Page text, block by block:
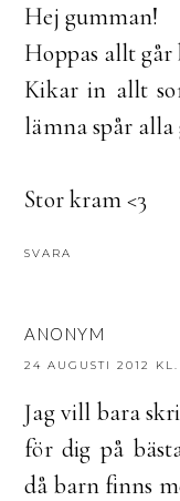
Hej gumman!
Hoppas allt går
Kikar in allt
lämna spår alla
Stor kram <3
SVARA
ANONYM
24 AUGUSTI 2012 KL.
Jag vill bara
för dig på
då barn finns